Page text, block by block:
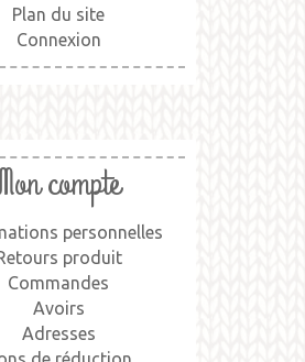
Plan du site
Connexion
compte
personnelles
produit
Commandes
Avoirs
Adresses